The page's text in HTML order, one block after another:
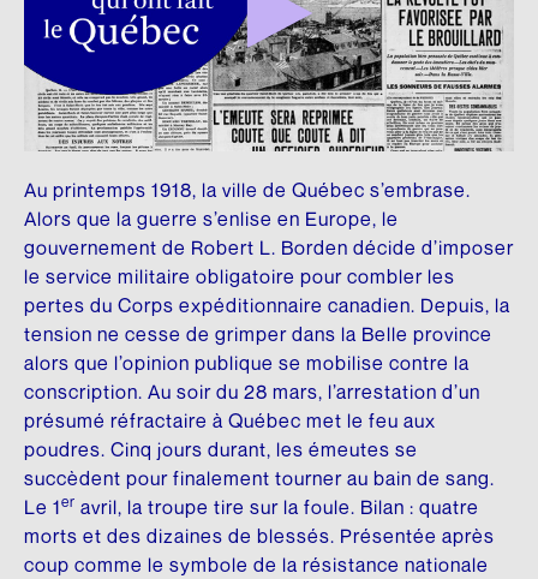
Conseil d’administration
Comité scientifique
Membres honoraires
ESPACE DE PRESSE
Communiqués
Rapports annuels
Logo et guide de normes
UN RICHE HÉRITAGE
Histoire de la Fondation
Bibliothèque
Fonds d’archives
HISTOIRE DU QUÉBEC
Mémoires et thèses
Répertoire de films
Répertoire de sites
Commémorations
LANGUE FRANÇAISE
Charte de la langue française
La question linguistique au Québec
Matériel pédagogique
CHANTIER WIKIPÉDIA
Articles de la Fondation
SON ŒUVRE
Brochures
Écrits personnels
Essais divers
Fiction
Histoire
Traductions
SA BIBLIOTHÈQUE
Livres
Brochures
ARCHIVES AUDIOVISUELLES
NOUS SUIVRE
Instagram
YouTube
INFOLETTRE
Premier don majeur en culture
REMERCIEMENTS
Donateurs et donatrices
Dons des députés
FAITES UN DON EN LIGNE
Au printemps 1918, la ville de Québec s’embrase.
Alors que la guerre s’enlise en Europe, le
gouvernement de Robert L. Borden décide d’imposer
le service militaire obligatoire pour combler les
pertes du Corps expéditionnaire canadien. Depuis, la
tension ne cesse de grimper dans la Belle province
alors que l’opinion publique se mobilise contre la
conscription. Au soir du 28 mars, l’arrestation d’un
présumé réfractaire à Québec met le feu aux
poudres. Cinq jours durant, les émeutes se
succèdent pour finalement tourner au bain de sang.
Le 1er avril, la troupe tire sur la foule. Bilan : quatre
morts et des dizaines de blessés. Présentée après
coup comme le symbole de la résistance nationale